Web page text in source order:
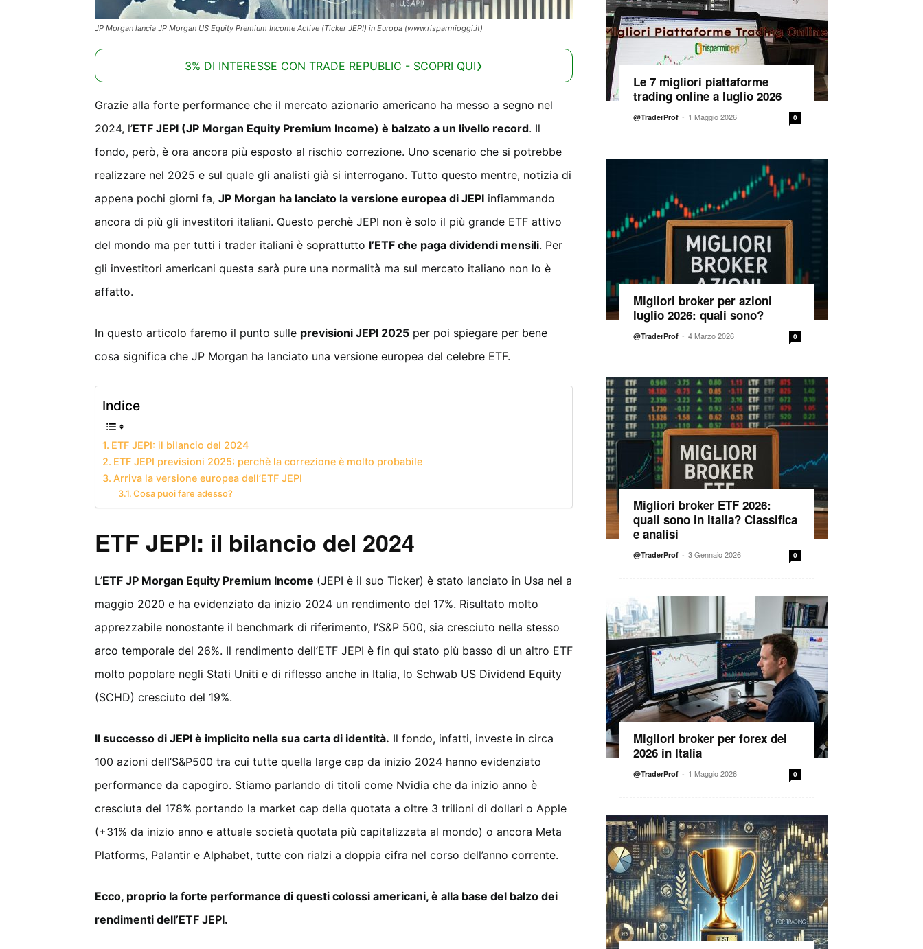
JP Morgan lancia JP Morgan US Equity Premium Income Active (Ticker JEPI) in Europa (www.risparmioggi.it)
3% DI INTERESSE CON TRADE REPUBLIC - SCOPRI QUI
Grazie alla forte performance che il mercato azionario americano ha messo a segno nel
2024, l’ETF JEPI (JP Morgan Equity Premium Income) è balzato a un livello record. Il
fondo, però, è ora ancora più esposto al rischio correzione. Uno scenario che si potrebbe
realizzare nel 2025 e sul quale gli analisti già si interrogano. Tutto questo mentre, notizia di
appena pochi giorni fa, JP Morgan ha lanciato la versione europea di JEPI infiammando
ancora di più gli investitori italiani. Questo perchè JEPI non è solo il più grande ETF attivo
del mondo ma per tutti i trader italiani è soprattutto l’ETF che paga dividendi mensili. Per
gli investitori americani questa sarà pure una normalità ma sul mercato italiano non lo è
affatto.
In questo articolo faremo il punto sulle previsioni JEPI 2025 per poi spiegare per bene
cosa significa che JP Morgan ha lanciato una versione europea del celebre ETF.
Indice
ETF JEPI: il bilancio del 2024
ETF JEPI previsioni 2025: perchè la correzione è molto probabile
Arriva la versione europea dell’ETF JEPI
Cosa puoi fare adesso?
ETF JEPI: il bilancio del 2024
L’ETF JP Morgan Equity Premium Income (JEPI è il suo Ticker) è stato lanciato in Usa nel a
maggio 2020 e ha evidenziato da inizio 2024 un rendimento del 17%. Risultato molto
apprezzabile nonostante il benchmark di riferimento, l’S&P 500, sia cresciuto nella stesso
arco temporale del 26%. Il rendimento dell’ETF JEPI è fin qui stato più basso di un altro ETF
molto popolare negli Stati Uniti e di riflesso anche in Italia, lo Schwab US Dividend Equity
(SCHD) cresciuto del 19%.
Il successo di JEPI è implicito nella sua carta di identità. Il fondo, infatti, investe in circa
100 azioni dell’S&P500 tra cui tutte quella large cap da inizio 2024 hanno evidenziato
performance da capogiro. Stiamo parlando di titoli come Nvidia che da inizio anno è
cresciuta del 178% portando la market cap della quotata a oltre 3 trilioni di dollari o Apple
(+31% da inizio anno e attuale società quotata più capitalizzata al mondo) o ancora Meta
Platforms, Palantir e Alphabet, tutte con rialzi a doppia cifra nel corso dell’anno corrente.
Ecco, proprio la forte performance di questi colossi americani, è alla base del balzo dei
rendimenti dell’ETF JEPI.
Le 7 migliori piattaforme
trading online a luglio 2026
@TraderProf - 1 Maggio 2026 0
Migliori broker per azioni
luglio 2026: quali sono?
@TraderProf - 4 Marzo 2026 0
Migliori broker ETF 2026:
quali sono in Italia? Classifica
e analisi
@TraderProf - 3 Gennaio 2026 0
Migliori broker per forex del
2026 in Italia
@TraderProf - 1 Maggio 2026 0